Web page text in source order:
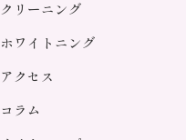
クリーニング
ホワイトニング
アクセス
コラム